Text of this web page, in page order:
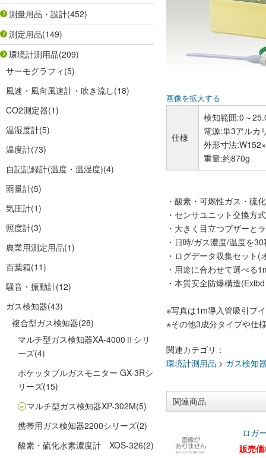
測量用品・設計(452)
測定用品(149)
環境計測用品(209)
サーモグラフィ (5)
風速・風向風速計・吹き流し(18)
CO2測定器(1)
温湿度計(5)
温度計(73)
自記記録計(温度・温湿度)(4)
雨量計(5)
気圧計(1)
照度計(3)
農業用測定用品(1)
百葉箱(11)
騒音・振動計(12)
ガス検知器(43)
複合型ガス検知器(28)
マルチ型ガス検知器XA-4000Ⅱシリ
ーズ(4)
ポケッタブルガスモニター GX-3Rシ
リーズ(15)
マルチ型ガス検知器XP-302M(5)
携帯用ガス検知器2200シリーズ(2)
酸素・硫化水素濃度計 XOS-326(2)
画像を拡大する
仕様
検知範囲:0～
電源:単3アルカ
外形寸法
重量:約870g
・酸素・可燃性ガス・硫
・センサユニット交換方
・大きく目立つブザーと
・日時/ガス濃度/温度を
・ログデータ収集セット
・用途に合わせて選べる
・本質安全防爆構造
※写真は1m導入管吸引プ
※その他3成分タイプや仕
関連カテゴリ：
環境計測用品 > ガス検知
関連商品
ロガ
販売